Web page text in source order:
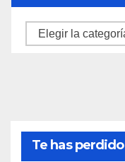
Categorías
Te has perdido